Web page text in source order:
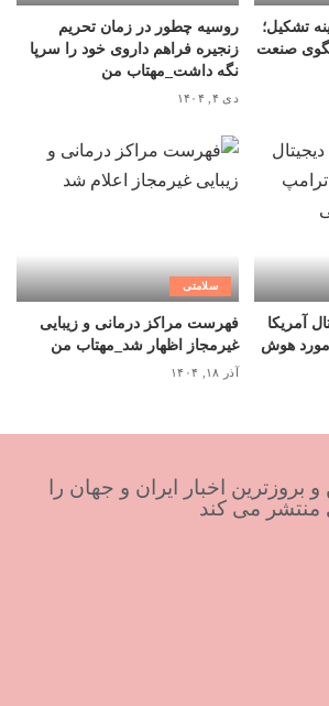
تشکیل؛
صنعت
روسیه چطور در زمان تحریم
زنجیره فراهم داروی خود را سرپا
نگه داشت_مهتاب من
دی ۴, ۱۴۰۴
آمریکا
هوش
سلامتی
فهرست مراکز درمانی و زیبایی
غیرمجاز اظهار شد_مهتاب من
آذر ۱۸, ۱۴۰۴
بروزترین اخبار ایران و جهان را
می کند